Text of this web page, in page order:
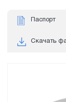
Паспорт
Скачать